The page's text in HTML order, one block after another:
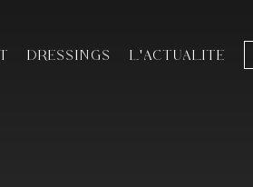
DRESSINGS L'ACTUALITÉ